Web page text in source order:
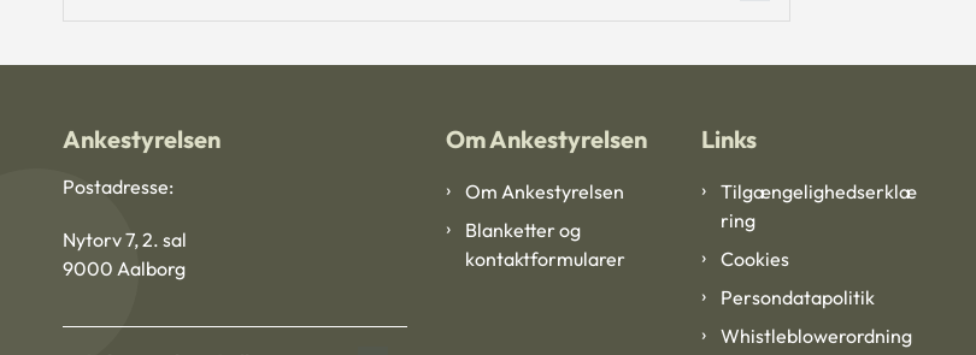
Ankestyrelsen
Postadresse:
Nytorv 7, 2. sal
9000 Aalborg
Om Ankestyrelsen
Om Ankestyrelsen
Blanketter og
kontaktformularer
Links
Tilgængelighedserklæ
ring
Cookies
Persondatapolitik
Whistleblowerordning